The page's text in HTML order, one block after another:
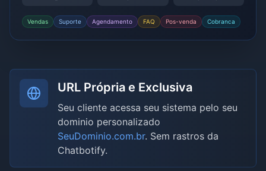
Vendas Suporte Agendamento FAQ Pos-venda Cobranca
URL Própria e Exclusiva
Seu cliente acessa seu sistema pelo seu
dominio personalizado
SeuDominio.com.br. Sem rastros da
Chatbotify.